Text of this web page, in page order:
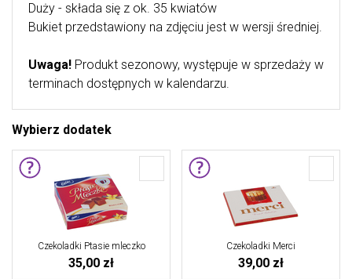
Duży - składa się z ok. 35 kwiatów
Bukiet przedstawiony na zdjęciu jest w wersji średniej.
Uwaga! Produkt sezonowy, występuje w sprzedaży w
terminach dostępnych w kalendarzu.
Wybierz dodatek
Czekoladki Ptasie mleczko
35,00 zł
Czekoladki Merci
39,00 zł